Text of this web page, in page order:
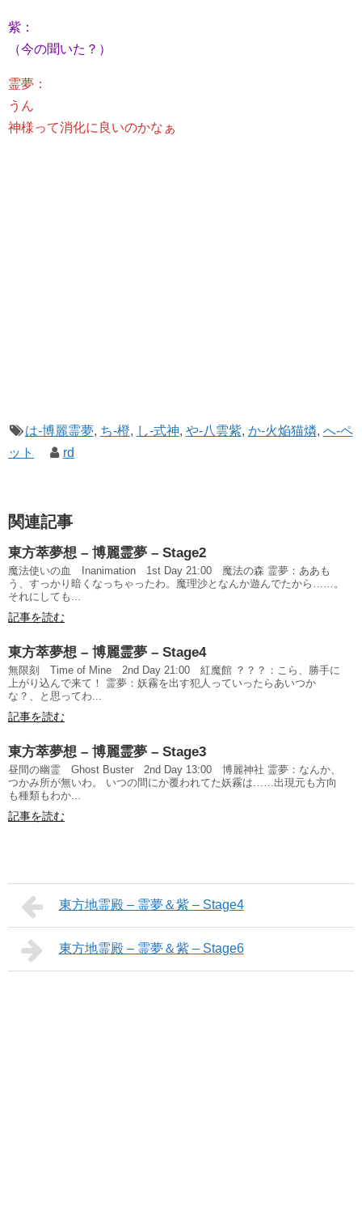
紫：
（今の聞いた？）
霊夢：
うん
神様って消化に良いのかなぁ
は-博麗霊夢, ち-橙, し-式神, や-八雲紫, か-火焔猫燐, へ-ペ
ット
rd
関連記事
東方萃夢想 – 博麗霊夢 – Stage2
魔法使いの血 Inanimation 1st Day 21:00 魔法の森 霊夢：ああも
う、すっかり暗くなっちゃったわ。魔理沙となんか遊んでたから……。
それにしても...
記事を読む
東方萃夢想 – 博麗霊夢 – Stage4
無限刻 Time of Mine 2nd Day 21:00 紅魔館 ？？？：こら、勝手に
上がり込んで来て！ 霊夢：妖霧を出す犯人っていったらあいつか
な？、と思ってわ...
記事を読む
東方萃夢想 – 博麗霊夢 – Stage3
昼間の幽霊 Ghost Buster 2nd Day 13:00 博麗神社 霊夢：なんか、
つかみ所が無いわ。 いつの間にか覆われてた妖霧は……出現元も方向
も種類もわか...
記事を読む
東方地霊殿 – 霊夢＆紫 – Stage4
東方地霊殿 – 霊夢＆紫 – Stage6